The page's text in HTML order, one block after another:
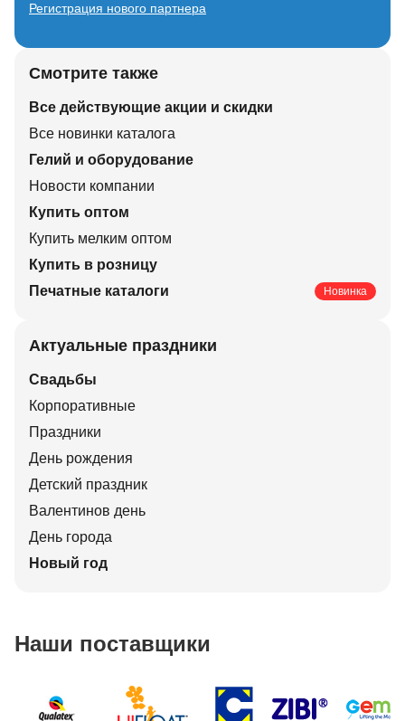
Регистрация нового партнера
Смотрите также
Все действующие акции и скидки
Все новинки каталога
Гелий и оборудование
Новости компании
Купить оптом
Купить мелким оптом
Купить в розницу
Печатные каталоги
Новинка
Актуальные праздники
Свадьбы
Корпоративные
Праздники
День рождения
Детский праздник
Валентинов день
День города
Новый год
Наши поставщики